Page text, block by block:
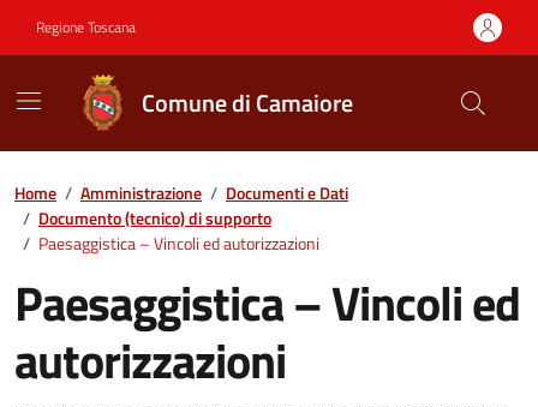
Regione Toscana
Comune di Camaiore
Contenuti in evidenza
Home / Amministrazione / Documenti e Dati
/ Documento (tecnico) di supporto
/ Paesaggistica – Vincoli ed autorizzazioni
Paesaggistica – Vincoli ed
autorizzazioni